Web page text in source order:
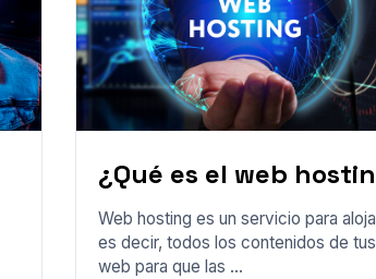
¿Qué es el web
Web hosting es un servicio para
es decir, todos los contenidos de
web para que las ...